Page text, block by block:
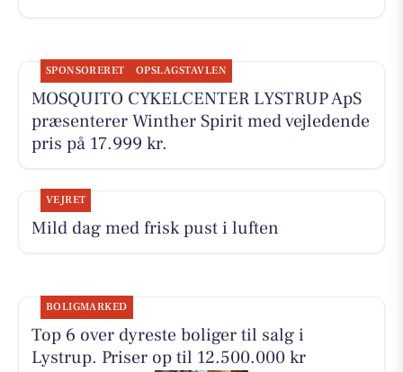
SPONSORERET OPSLAGSTAVLEN
MOSQUITO CYKELCENTER LYSTRUP ApS
præsenterer Winther Spirit med vejledende
pris på 17.999 kr.
VEJRET
Mild dag med frisk pust i luften
BOLIGMARKED
Top 6 over dyreste boliger til salg i
Lystrup. Priser op til 12.500.000 kr